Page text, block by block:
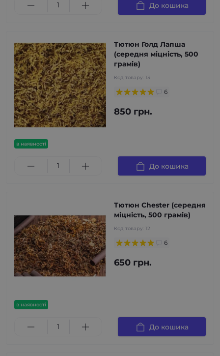
До кошика
в наявності
Тютюн Голд Лапша
(середня міцність, 500
грамів)
Код товару: 13
6
850 грн.
До кошика
в наявності
Тютюн Chester (середня
міцність, 500 грамів)
Код товару: 12
6
650 грн.
До кошика